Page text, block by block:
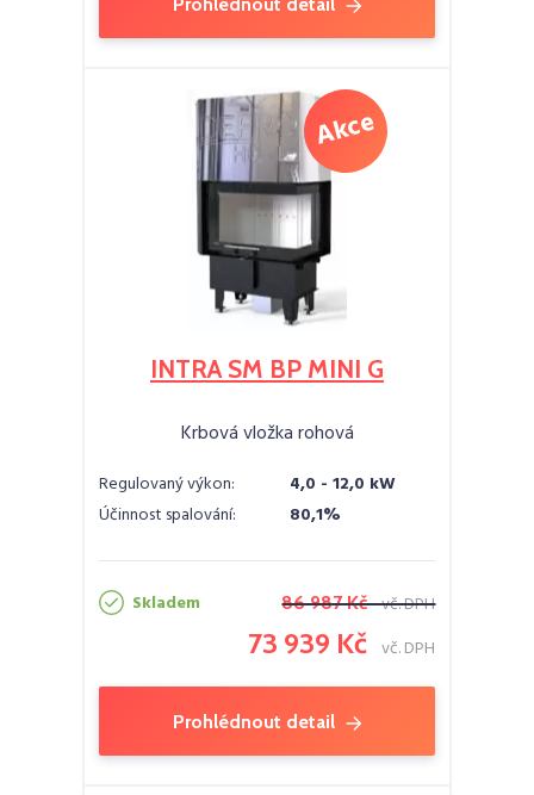
INTRA SM BP MINI G
Krbová vložka rohová
Regulovaný výkon:
4,0 - 12,0 kW
Účinnost spalování:
80,1%
Skladem 86 987 Kč vč. DPH
73 939 Kč vč. DPH
Prohlédnout detail